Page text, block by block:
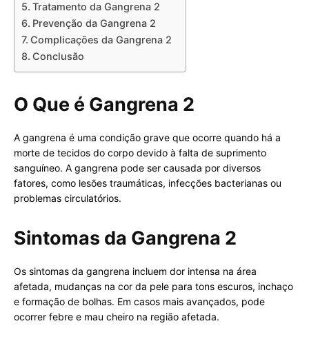
Tratamento da Gangrena 2
Prevenção da Gangrena 2
Complicações da Gangrena 2
Conclusão
O Que é Gangrena 2
A gangrena é uma condição grave que ocorre quando há a
morte de tecidos do corpo devido à falta de suprimento
sanguíneo. A gangrena pode ser causada por diversos
fatores, como lesões traumáticas, infecções bacterianas ou
problemas circulatórios.
Sintomas da Gangrena 2
Os sintomas da gangrena incluem dor intensa na área
afetada, mudanças na cor da pele para tons escuros, inchaço
e formação de bolhas. Em casos mais avançados, pode
ocorrer febre e mau cheiro na região afetada.